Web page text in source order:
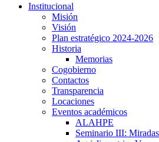
Institucional
Misión
Visión
Plan estratégico 2024-2026
Historia
Memorias
Cogobierno
Contactos
Transparencia
Locaciones
Eventos académicos
ALAHPE
Seminario III: